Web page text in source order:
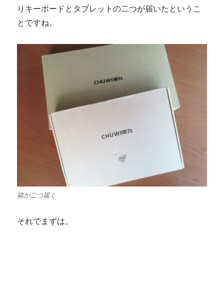
りキーボードとタブレットの二つが届いたというこ
とですね。
箱が二つ届く
それでまずは。